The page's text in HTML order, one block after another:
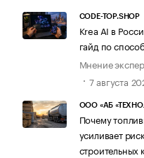
CODE-TOP.SHOP
Krea AI в
гайд по
Мнение
7 августа
ООО «АБ
Почему
усиливает
строительных